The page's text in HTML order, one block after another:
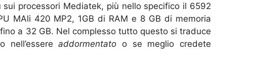
processori Mediatek, più nello specifico il 6592
MAli 420 MP2, 1GB di RAM e 8 GB di memoria
a 32 GB. Nel complesso tutto questo si traduce
nell’essereaddormentato o se meglio credete